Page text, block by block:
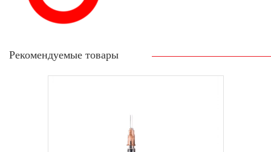
Рекомендуемые товары